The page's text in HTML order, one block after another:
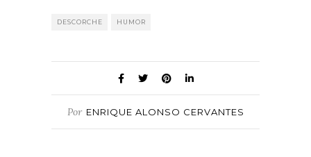
DESCORCHE HUMOR
Por ENRIQUE ALONSO CERVANTES